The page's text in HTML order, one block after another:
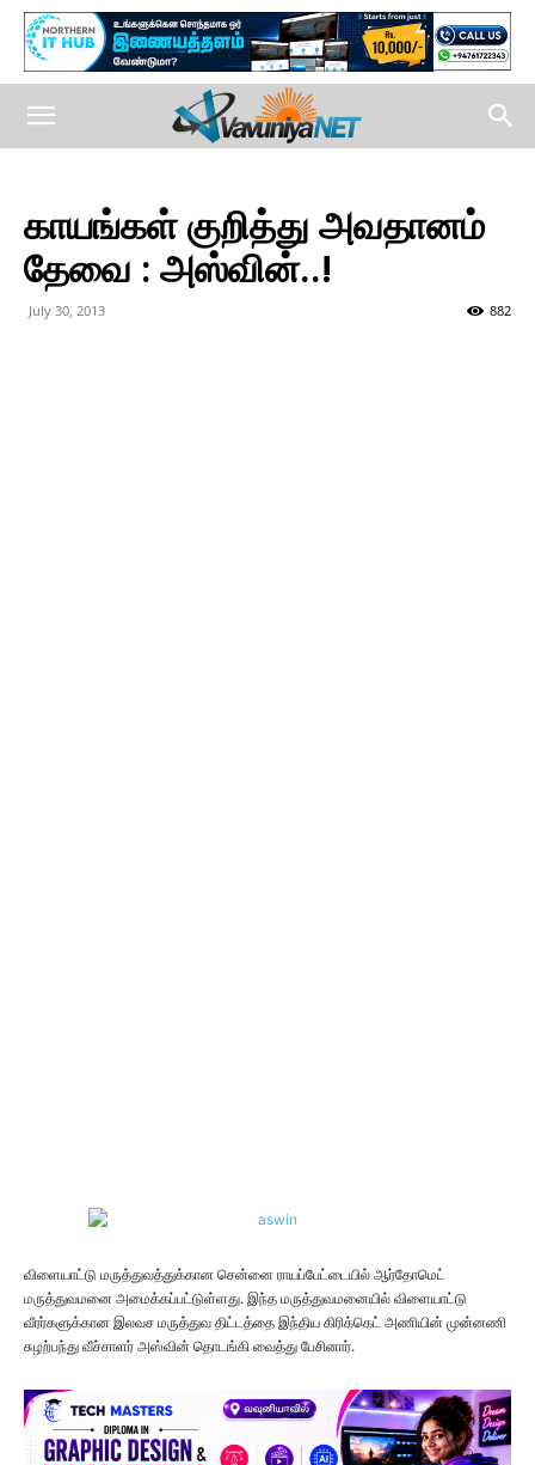
காயங்கள் குறித்து அவதானம்
தேவை : அஸ்வின்..!
July 30, 2013 882
விளையாட்டு மருத்துவத்துக்கான சென்னை ராயப்பேட்டையில் ஆர்தோமெட்
மருத்துவமனை அமைக்கப்பட்டுள்ளது. இந்த மருத்துவமனையில் விளையாட்டு
வீரர்களுக்கான இலவச மருத்துவ திட்டத்தை இந்திய கிரிக்கெட் அணியின் முன்னணி
சுழற்பந்து வீச்சாளர் அஸ்வின் தொடங்கி வைத்து பேசினார்.